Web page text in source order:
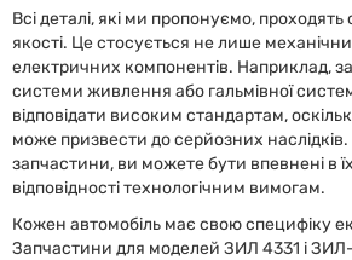
Всі деталі, які ми пропонуємо,
якості. Це стосується не лише
електричних компонентів. Наприклад,
системи живлення або гальмівної
відповідати високим стандартам,
може призвести до серйозних
запчастини, ви можете бути впевнені в
відповідності технологічним вимогам.
Кожен автомобіль має свою специфіку
Запчастини для моделей ЗИЛ 4331 і